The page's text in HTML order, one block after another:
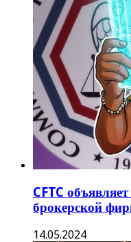
CFTC
брокерской
14.05.2024